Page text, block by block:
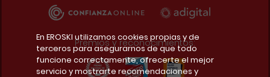
Premios y reconocimientos:
En EROSKI utilizamos cookies propias y de
terceros para asegurarnos de que todo
funcione correctamente, ofrecerte el mejor
servicio y mostrarte recomendaciones y